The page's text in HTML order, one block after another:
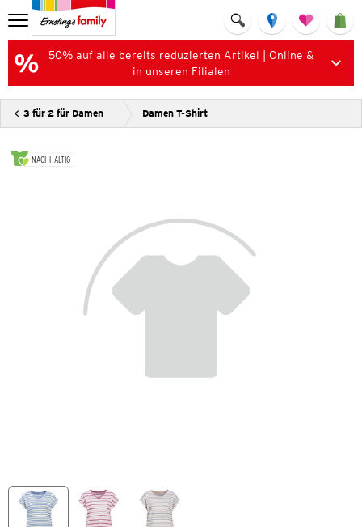
50% auf alle bereits reduzierten Artikel | Online &
in unseren Filialen
3 für 2 für Damen Damen T-Shirt
NACHHALTIG